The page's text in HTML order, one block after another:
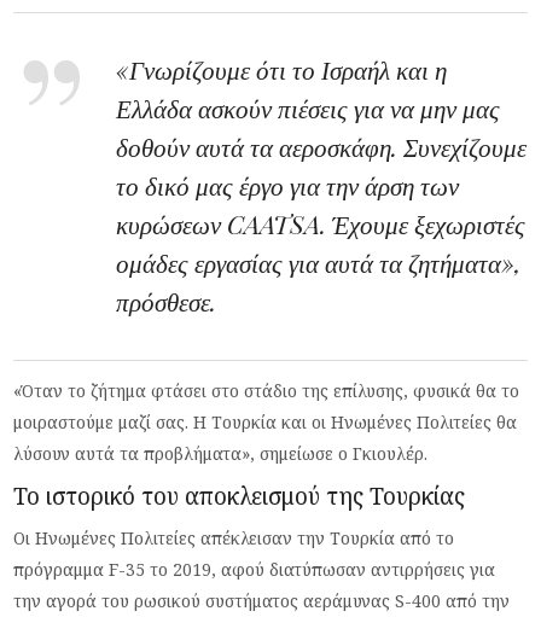
«Γνωρίζουμε ότι το Ισραήλ και η
Ελλάδα ασκούν πιέσεις για να μην μας
δοθούν αυτά τα αεροσκάφη. Συνεχίζουμε
το δικό μας έργο για την άρση των
κυρώσεων CAATSA. Έχουμε ξεχωριστές
ομάδες εργασίας για αυτά τα ζητήματα»,
πρόσθεσε.
«Όταν το ζήτημα φτάσει στο στάδιο της επίλυσης, φυσικά θα το
μοιραστούμε μαζί σας. Η Τουρκία και οι Ηνωμένες Πολιτείες θα
λύσουν αυτά τα προβλήματα», σημείωσε ο Γκιουλέρ.
Το ιστορικό του αποκλεισμού της Τουρκίας
Οι Ηνωμένες Πολιτείες απέκλεισαν την Τουρκία από το
πρόγραμμα F-35 το 2019, αφού διατύπωσαν αντιρρήσεις για
την αγορά του ρωσικού συστήματος αεράμυνας S-400 από την